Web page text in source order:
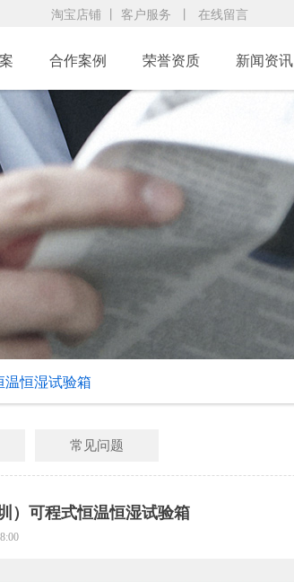
淘宝店铺 客户服务 在线留言
合作案例 荣誉资质 新闻资讯
温恒湿试验箱
）可程式恒温恒湿试验箱
常见问题